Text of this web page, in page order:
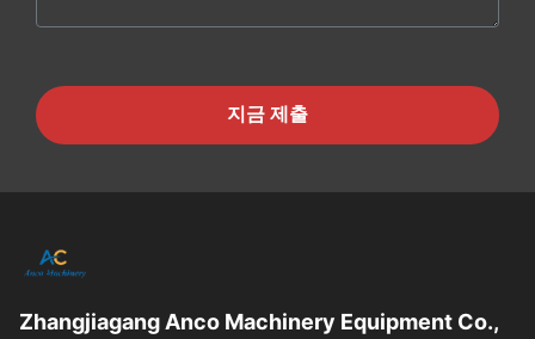
지금 제출
Zhangjiagang Anco Machinery Equipment Co.,